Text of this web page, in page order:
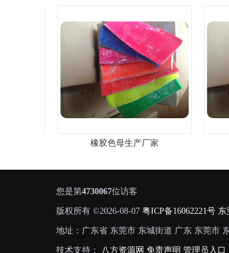
橡胶色母生产厂家
您是第4730067位访客
版权所有 ©2026-08-07 粤ICP备16062221号 东
地址：广东省 东莞市 东城街道 广东 东莞市
技术支持： 八方资源网 免责声明 管理员入口